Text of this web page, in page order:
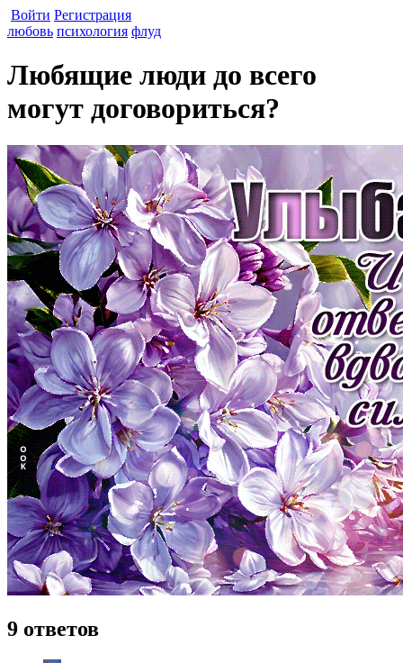
Войти Регистрация
любовь психология флуд
Любящие люди до всего
могут договориться?
9 ответов